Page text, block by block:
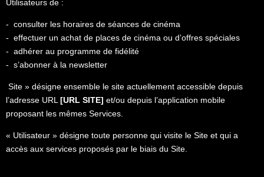
Utilisateurs de :
- consulter les horaires de séances de cinéma
- effectuer un achat de places de cinéma ou d’offres spéciales
- adhérer au programme de fidélité
- s’abonner à la newsletter
Site » désigne ensemble le site actuellement accessible depuis
l’adresse URL [URL SITE] et/ou depuis l’application mobile
proposant les mêmes Services.
« Utilisateur » désigne toute personne qui visite le Site et qui a
accès aux services proposés par le biais du Site.